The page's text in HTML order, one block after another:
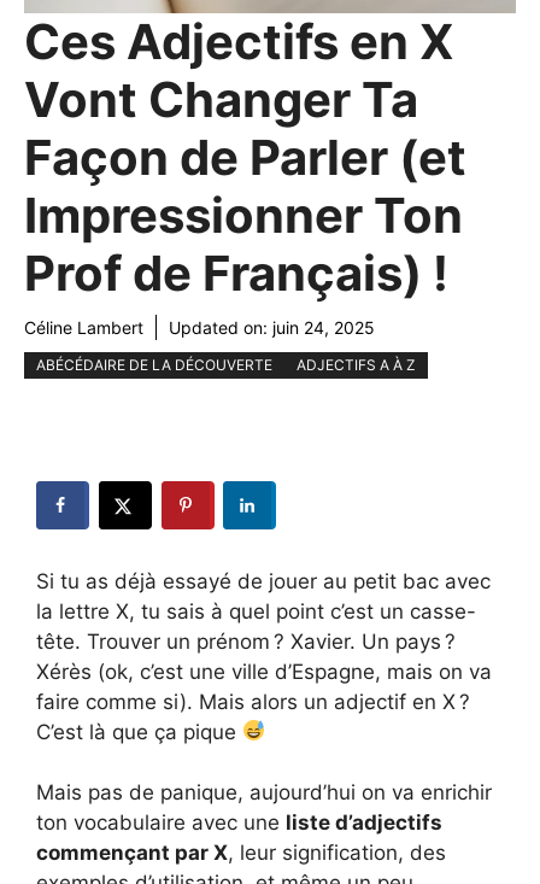
Ces Adjectifs en X
Vont Changer Ta
Façon de Parler (et
Impressionner Ton
Prof de Français) !
Céline Lambert Updated on: juin 24, 2025
ABÉCÉDAIRE DE LA DÉCOUVERTE ADJECTIFS A À Z
Si tu as déjà essayé de jouer au petit bac avec
la lettre X, tu sais à quel point c’est un casse-
tête. Trouver un prénom ? Xavier. Un pays ?
Xérès (ok, c’est une ville d’Espagne, mais on va
faire comme si). Mais alors un adjectif en X ?
C’est là que ça pique
Mais pas de panique, aujourd’hui on va enrichir
ton vocabulaire avec une liste d’adjectifs
commençant par X, leur signification, des